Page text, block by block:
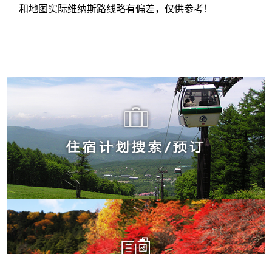
和地图实际维纳斯路线略有偏差，仅供参考！